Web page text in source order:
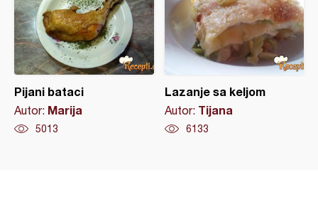
Pijani bataci
Autor: Marija
5013
Lazanje sa keljom
Autor: Tijana
6133